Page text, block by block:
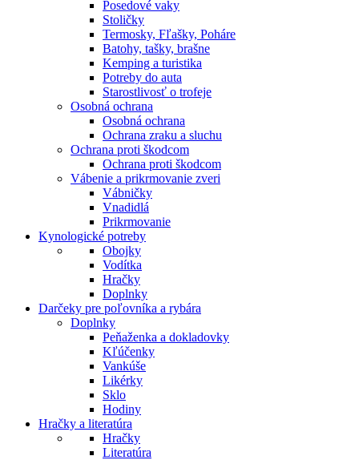
Posedové vaky
Stoličky
Termosky, Fľašky, Poháre
Batohy, tašky, brašne
Kemping a turistika
Potreby do auta
Starostlivosť o trofeje
Osobná ochrana
Osobná ochrana
Ochrana zraku a sluchu
Ochrana proti škodcom
Ochrana proti škodcom
Vábenie a prikrmovanie zveri
Vábničky
Vnadidlá
Prikrmovanie
Kynologické potreby
Obojky
Vodítka
Hračky
Doplnky
Darčeky pre poľovníka a rybára
Doplnky
Peňaženka a dokladovky
Kľúčenky
Vankúše
Likérky
Sklo
Hodiny
Hračky a literatúra
Hračky
Literatúra